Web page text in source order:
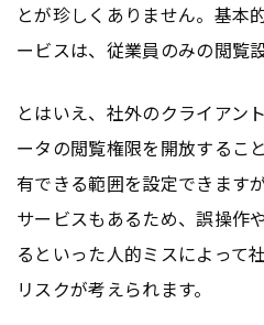
とが珍しくありません。基本
ービスは、従業員のみの閲覧
とはいえ、社外のクライアン
ータの閲覧権限を開放するこ
有できる範囲を設定できます
サービスもあるため、誤操作
るといった人的ミスによって
リスクが考えられます。